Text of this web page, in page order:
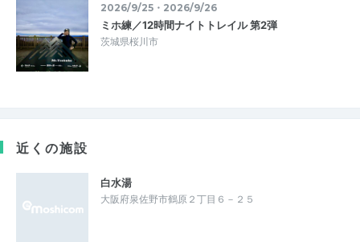
2026/9/25・2026/9/26
ミホ練／12時間ナイトトレイル 第2弾
茨城県桜川市
近くの施設
白水湯
大阪府泉佐野市鶴原２丁目６－２５